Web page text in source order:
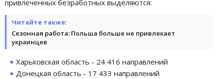
привлеченных безработных выделяются:
Читайте также:
Сезонная работа: Польша больше не привлекает
украинцев
Харьковская область - 24 416 направлений
Донецкая область - 17 433 направлений